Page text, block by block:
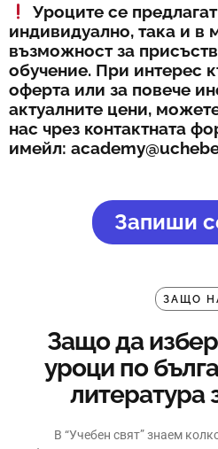
Уроците се
индивидуално, така и в
възможност за
обучение. При интерес
оферта или за повече
актуалните цени,
нас чрез контактната
имейл:
Запиши
ЗАЩО
Защо да
уроци по
литература
В “Учебен свят” знаем